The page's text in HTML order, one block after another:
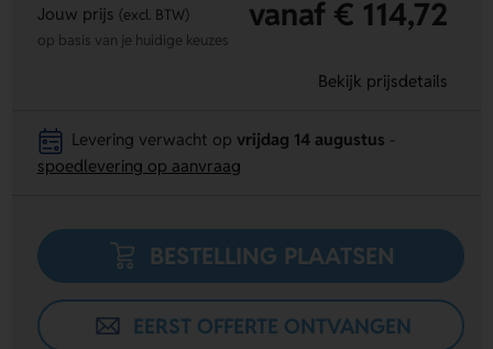
Jouw prijs (excl. BTW) vanaf € 114,72
op basis van je huidige keuzes
Bekijk prijsdetails
Levering verwacht opvrijdag 14 augustus
spoedlevering op aanvraag
BESTELLING PLAATSEN
EERST OFFERTE ONTVANGEN